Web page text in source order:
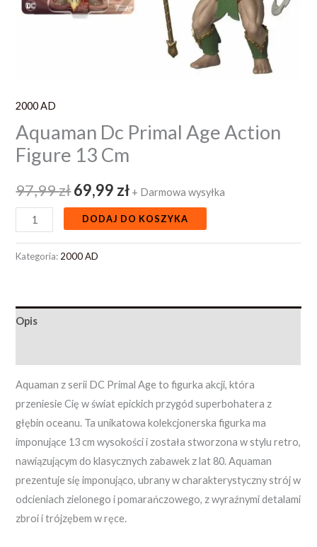
2000 AD
Aquaman Dc Primal Age Action
Figure 13 Cm
97,99zł69,99 zł + Darmowa wysyłka
DODAJ DO KOSZYKA
Kategoria: 2000 AD
Opis
Aquaman z serii DC Primal Age to figurka akcji, która
przeniesie Cię w świat epickich przygód superbohatera z
głębin oceanu. Ta unikatowa kolekcjonerska figurka ma
imponujące 13 cm wysokości i została stworzona w stylu retro,
nawiązującym do klasycznych zabawek z lat 80. Aquaman
prezentuje się imponująco, ubrany w charakterystyczny strój w
odcieniach zielonego i pomarańczowego, z wyraźnymi detalami
zbroi i trójzębem w ręce.